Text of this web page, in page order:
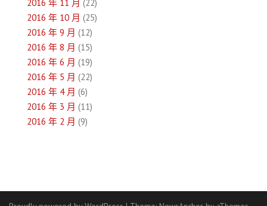
2016 年 11 月 (22)
2016 年 10 月 (25)
2016 年 9 月 (12)
2016 年 8 月 (15)
2016 年 6 月 (19)
2016 年 5 月 (22)
2016 年 4 月 (6)
2016 年 3 月 (11)
2016 年 2 月 (9)